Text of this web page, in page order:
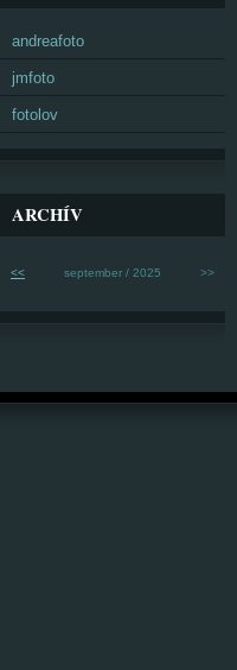
andreafoto
jmfoto
fotolov
ARCHÍV
<< september / 2025 >>